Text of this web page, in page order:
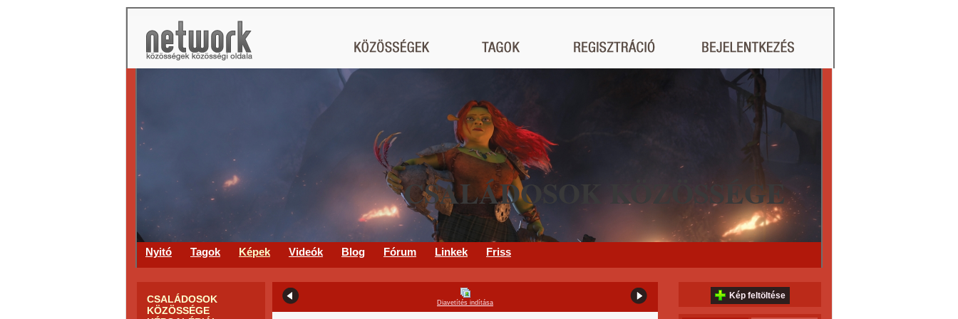
CSALÁDOSOK KÖZÖSSÉGE
Nyitó Tagok Képek Videók Blog Fórum Linkek Friss
CSALÁDOSOK
KÖZÖSSÉGE
Diavetítés indítása
Kép feltöltése